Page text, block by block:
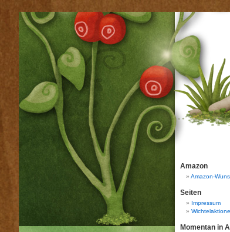
Amazon
Amazon-
Seiten
Impressum
Momentan in